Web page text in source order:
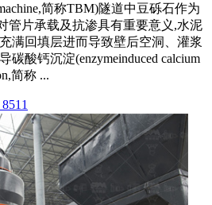
简称TBM)隧道中豆砾石作为
管片承载及抗渗具有重要意义,水泥
满回填层进而导致壁后空洞、灌浆
碳酸钙沉淀(enzymeinduced calcium
简称 ...